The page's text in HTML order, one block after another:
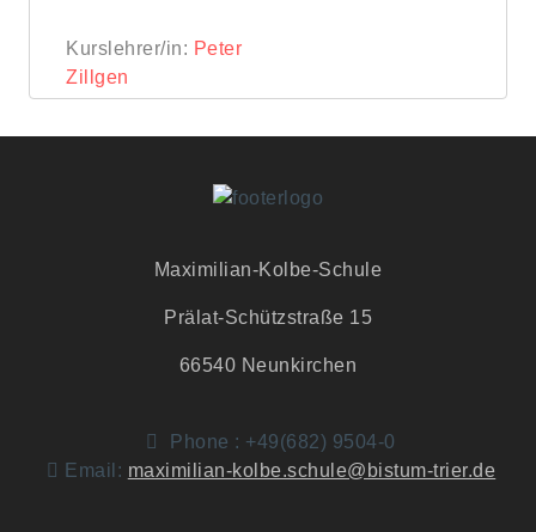
Kurslehrer/in: Peter
Zillgen
Maximilian-Kolbe-Schule
Prälat-Schützstraße 15
66540 Neunkirchen
Phone : +49(682) 9504-0
Email: maximilian-kolbe.schule@bistum-trier.de